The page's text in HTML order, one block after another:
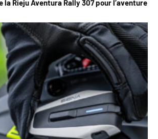
la Rieju Aventura Rally 307 pour l’aventure